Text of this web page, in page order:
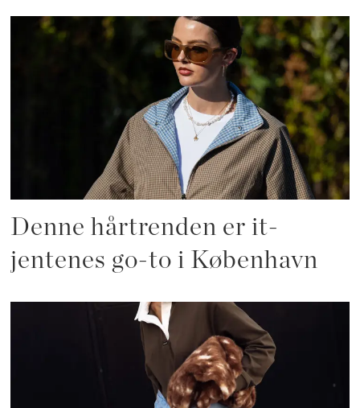
Denne hårtrenden er it-
jentenes go-to i København